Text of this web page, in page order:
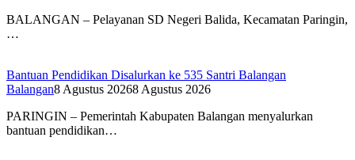
BALANGAN – Pelayanan SD Negeri Balida, Kecamatan Paringin,
…
Bantuan Pendidikan Disalurkan ke 535 Santri Balangan
Balangan8 Agustus 20268 Agustus 2026
PARINGIN – Pemerintah Kabupaten Balangan menyalurkan
bantuan pendidikan…